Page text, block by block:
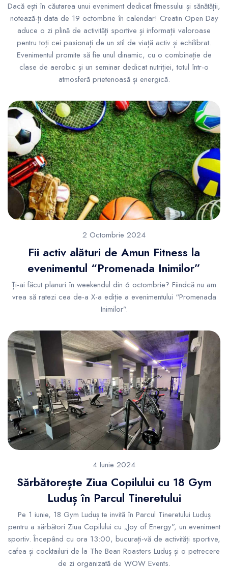
Dacă ești în căutarea unui eveniment dedicat fitnessului și sănătății,
notează-ți data de 19 octombrie în calendar! Creatin Open Day
aduce o zi plină de activități sportive și informații valoroase
pentru toți cei pasionați de un stil de viață activ și echilibrat.
Evenimentul promite să fie unul dinamic, cu o combinație de
clase de aerobic și un seminar dedicat nutriției, totul într-o
atmosferă prietenoasă și energică.
2 Octombrie 2024
Fii activ alături de Amun Fitness la
evenimentul “Promenada Inimilor”
Ți-ai făcut planuri în weekendul din 6 octombrie? Fiindcă nu am
vrea să ratezi cea de-a X-a ediție a evenimentului “Promenada
Inimilor”.
4 Iunie 2024
Sărbătorește Ziua Copilului cu 18 Gym
Luduș în Parcul Tineretului
Pe 1 iunie, 18 Gym Luduș te invită în Parcul Tineretului Luduș
pentru a sărbători Ziua Copilului cu „Joy of Energy”, un eveniment
sportiv. Începând cu ora 13:00, bucurați-vă de activități sportive,
cafea și cocktailuri de la The Bean Roasters Luduș și o petrecere
de zi organizată de WOW Events.